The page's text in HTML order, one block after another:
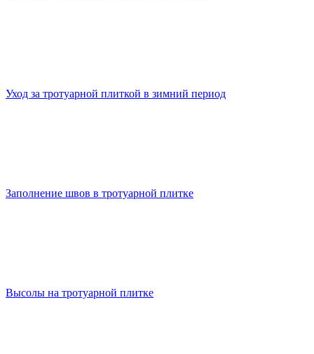
Уход за тротуарной плиткой в зимний период
Заполнение швов в тротуарной плитке
Высолы на тротуарной плитке